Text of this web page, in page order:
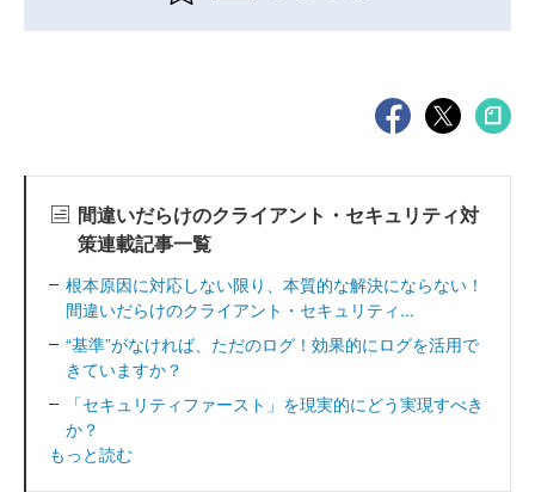
間違いだらけのクライアント・セキュリティ対
策連載記事一覧
根本原因に対応しない限り、本質的な解決にならない！
間違いだらけのクライアント・セキュリティ...
“基準”がなければ、ただのログ！効果的にログを活用で
きていますか？
「セキュリティファースト」を現実的にどう実現すべき
か？
もっと読む